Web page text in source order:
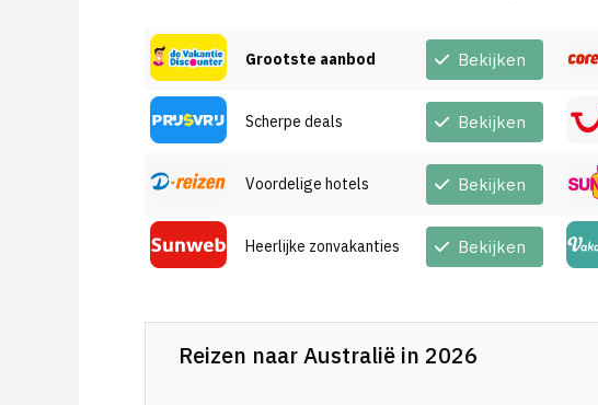
Grootste aanbod Bekijken
Scherpe deals Bekijken
Voordelige hotels Bekijken
Heerlijke zonvakanties Bekijken
Reizen naar Australië in 2026